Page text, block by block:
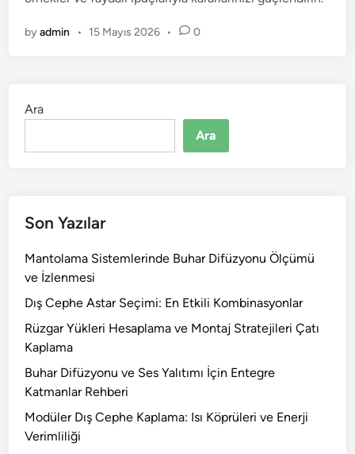
byadmin • 15 Mayıs 2026 • 0
Ara
Ara
Son Yazılar
Mantolama Sistemlerinde Buhar Difüzyonu Ölçümü
ve İzlenmesi
Dış Cephe Astar Seçimi: En Etkili Kombinasyonlar
Rüzgar Yükleri Hesaplama ve Montaj Stratejileri Çatı
Kaplama
Buhar Difüzyonu ve Ses Yalıtımı İçin Entegre
Katmanlar Rehberi
Modüler Dış Cephe Kaplama: Isı Köprüleri ve Enerji
Verimliliği